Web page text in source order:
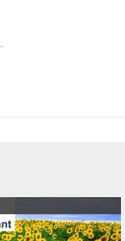
.